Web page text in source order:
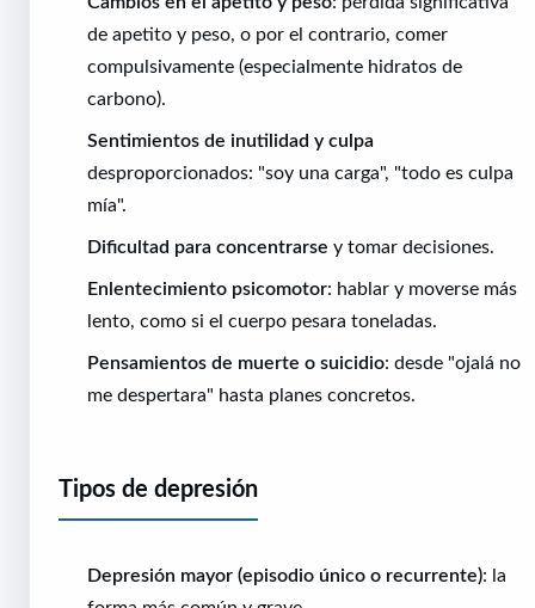
de apetito y peso, o por el contrario, comer
compulsivamente (especialmente hidratos de
carbono).
Sentimientos de inutilidad y culpa
desproporcionados: "soy una carga", "todo es culpa
mía".
Dificultad para concentrarse y tomar decisiones.
Enlentecimiento psicomotor: hablar y moverse más
lento, como si el cuerpo pesara toneladas.
Pensamientos de muerte o suicidio: desde "ojalá no
me despertara" hasta planes concretos.
Tipos de depresión
Depresión mayor (episodio único o recurrente): la